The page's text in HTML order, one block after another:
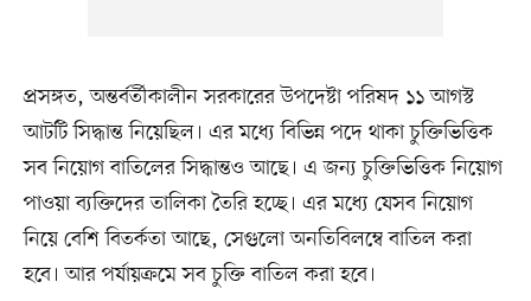
প্রসঙ্গত, অন্তর্বর্তীকালীন সরকারের উপদেষ্টা পরিষদ ১১ আগস্ট
আটটি সিদ্ধান্ত নিয়েছিল। এর মধ্যে বিভিন্ন পদে থাকা চুক্তিভিত্তিক
সব নিয়োগ বাতিলের সিদ্ধান্তও আছে। এ জন্য চুক্তিভিত্তিক নিয়োগ
পাওয়া ব্যক্তিদের তালিকা তৈরি হচ্ছে। এর মধ্যে যেসব নিয়োগ
নিয়ে বেশি বিতর্কতা আছে, সেগুলো অনতিবিলম্বে বাতিল করা
হবে। আর পর্যায়ক্রমে সব চুক্তি বাতিল করা হবে।